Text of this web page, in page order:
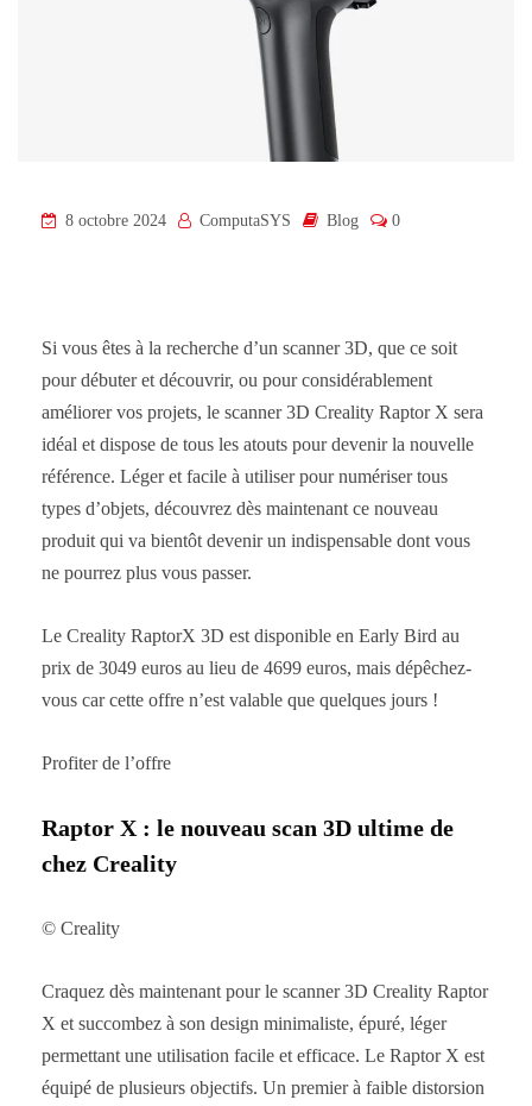
8 octobre 2024 ComputaSYS Blog 0
Si vous êtes à la recherche d’un scanner 3D, que ce soit
pour débuter et découvrir, ou pour considérablement
améliorer vos projets, le scanner 3D Creality Raptor X sera
idéal et dispose de tous les atouts pour devenir la nouvelle
référence. Léger et facile à utiliser pour numériser tous
types d’objets, découvrez dès maintenant ce nouveau
produit qui va bientôt devenir un indispensable dont vous
ne pourrez plus vous passer.
Le Creality RaptorX 3D est disponible en Early Bird au
prix de 3049 euros au lieu de 4699 euros, mais dépêchez-
vous car cette offre n’est valable que quelques jours !
Profiter de l’offre
Raptor X : le nouveau scan 3D ultime de
chez Creality
© Creality
Craquez dès maintenant pour le scanner 3D Creality Raptor
X et succombez à son design minimaliste, épuré, léger
permettant une utilisation facile et efficace. Le Raptor X est
équipé de plusieurs objectifs. Un premier à faible distorsion